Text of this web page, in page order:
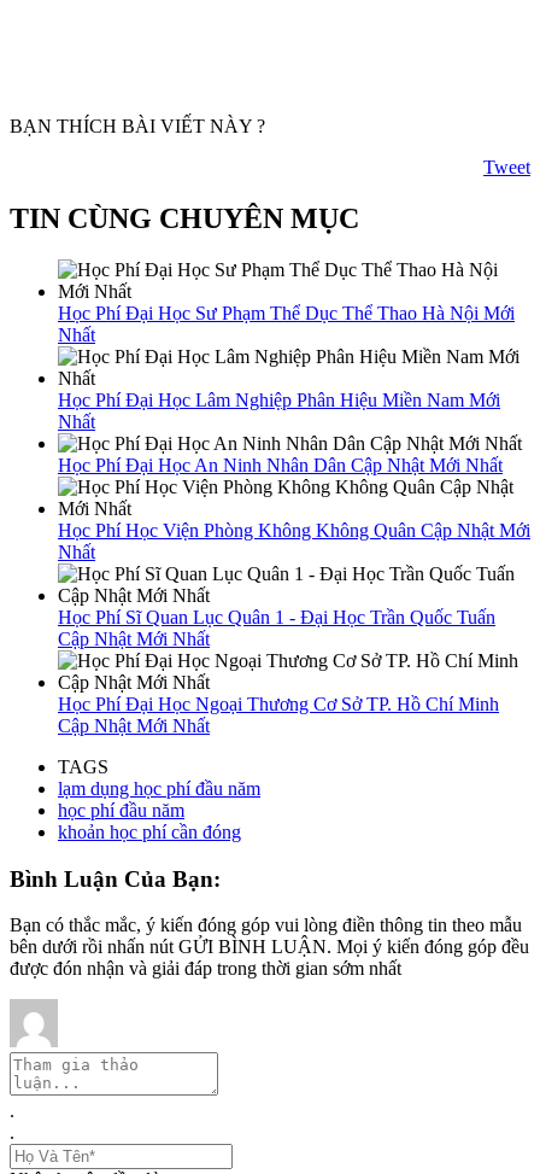
BẠN THÍCH BÀI VIẾT NÀY ?
Tweet
TIN CÙNG CHUYÊN MỤC
Học Phí Đại Học Sư Phạm Thể Dục Thể Thao Hà Nội Mới
Nhất
Học Phí Đại Học Lâm Nghiệp Phân Hiệu Miền Nam Mới
Nhất
Học Phí Đại Học An Ninh Nhân Dân Cập Nhật Mới Nhất
Học Phí Học Viện Phòng Không Không Quân Cập Nhật Mới
Nhất
Học Phí Sĩ Quan Lục Quân 1 - Đại Học Trần Quốc Tuấn
Cập Nhật Mới Nhất
Học Phí Đại Học Ngoại Thương Cơ Sở TP. Hồ Chí Minh
Cập Nhật Mới Nhất
TAGS
lạm dụng học phí đầu năm
học phí đầu năm
khoản học phí cần đóng
Bình Luận Của Bạn:
Bạn có thắc mắc, ý kiến đóng góp vui lòng điền thông tin theo mẫu
bên dưới rồi nhấn nút GỬI BÌNH LUẬN. Mọi ý kiến đóng góp đều
được đón nhận và giải đáp trong thời gian sớm nhất
.
.